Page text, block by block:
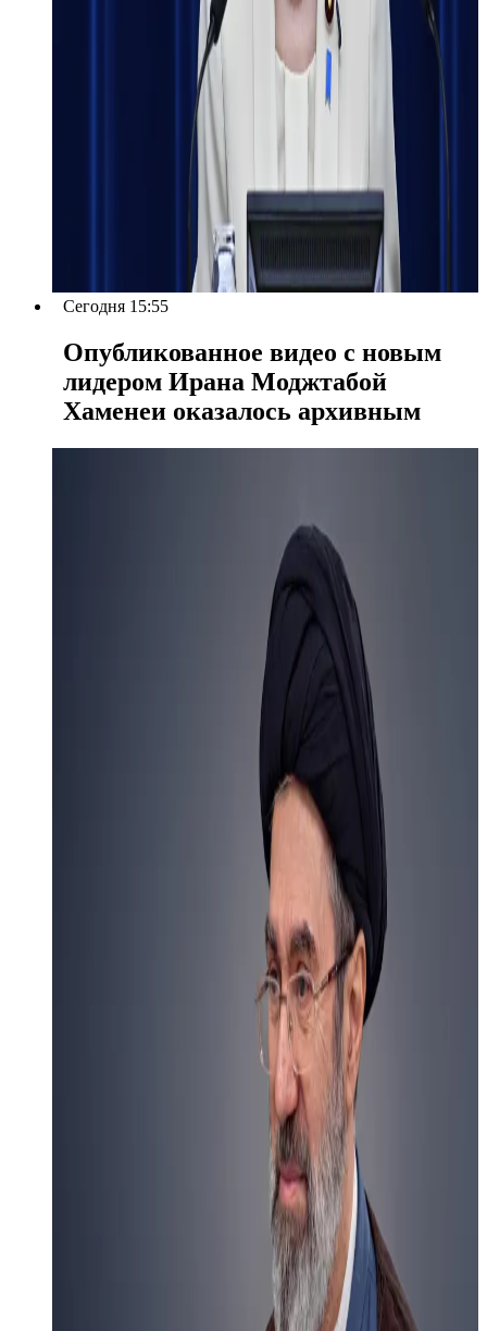
Сегодня 15:55
Опубликованное видео с новым
лидером Ирана Моджтабой
Хаменеи оказалось архивным